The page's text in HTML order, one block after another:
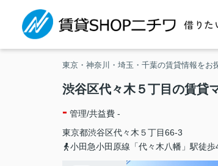
借りた
東京・神奈川・埼玉・千葉の賃貸情報をお
渋谷区代々木５丁目の賃貸
- 管理/共益費 -
東京都渋谷区代々木 ５丁目66-3
小田急小田原線「代々木八幡」駅徒歩